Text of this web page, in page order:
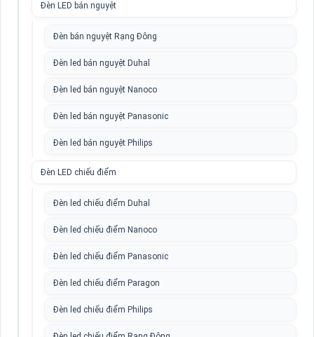
Đèn LED bán nguyệt
Đèn bán nguyệt Rạng Đông
Đèn led bán nguyệt Duhal
Đèn led bán nguyệt Nanoco
Đèn led bán nguyệt Panasonic
Đèn led bán nguyệt Philips
Đèn LED chiếu điểm
Đèn led chiếu điểm Duhal
Đèn led chiếu điểm Nanoco
Đèn led chiếu điểm Panasonic
Đèn led chiếu điểm Paragon
Đèn led chiếu điểm Philips